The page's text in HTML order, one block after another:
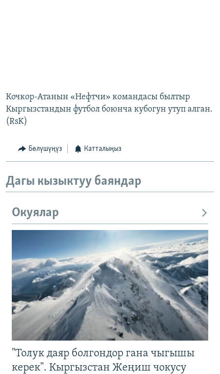
Кочкор-Атанын «Нефтчи» командасы былтыр
Кыргызстандын футбол боюнча кубогун утуп алган.
(RsK)
Бөлүшүңүз Катталыңыз
Дагы кызыктуу баяндар
Окуялар
"Толук даяр болгондор гана чыгышы
керек". Кыргызстан Жеңиш чокусу